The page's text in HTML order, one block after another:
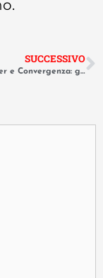
SUCCESSIVO
Camber, Caster e Convergenza: guida completa all’assetto ruote